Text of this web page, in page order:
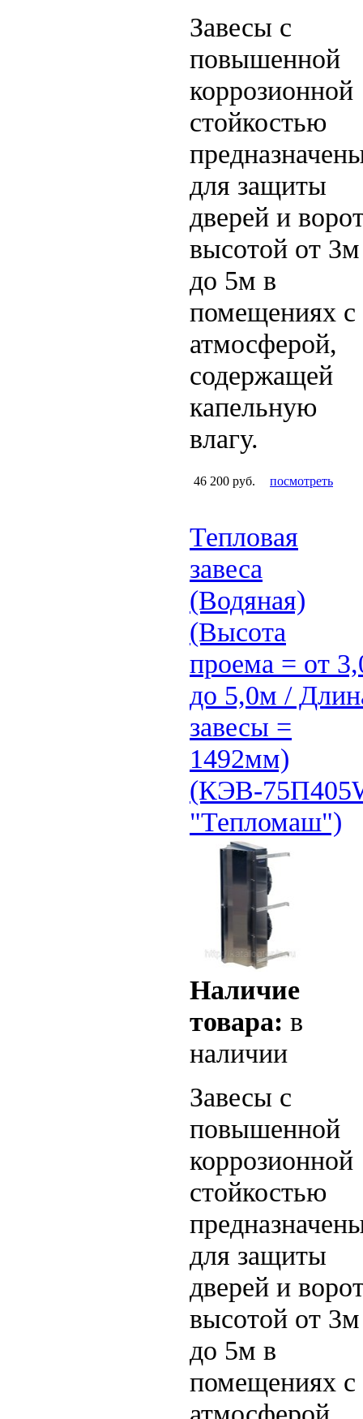
Завесы с
повышенной
коррозионной
стойкостью
для защиты
дверей и
высотой от 3м
до 5м в
помещениях с
атмосферой,
содержащей
капельную
влагу.
46 200 руб. посмотреть
Тепловая
завеса
(Водяная)
(Высота
проема = от
до 5,0м /
завесы =
1492мм)
(КЭВ-
"Тепломаш")
Наличие
товара: в
наличии
Завесы с
повышенной
коррозионной
стойкостью
для защиты
дверей и
высотой от 3м
до 5м в
помещениях с